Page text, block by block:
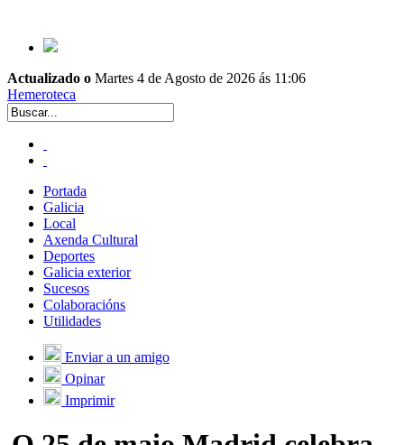
Actualizado o Martes 4 de Agosto de 2026 ás 11:06
Hemeroteca
Portada
Galicia
Local
Axenda Cultural
Deportes
Galicia exterior
Sucesos
Colaboracións
Utilidades
Enviar a un amigo
Opinar
Imprimir